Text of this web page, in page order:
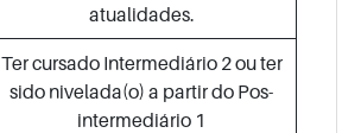
atualidades.
Ter cursado Intermediário 2 ou ter
sido nivelada(o) a partir do Pos-
intermediário 1